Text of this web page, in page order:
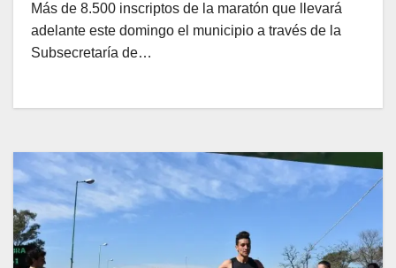
Más de 8.500 inscriptos de la maratón que llevará
adelante este domingo el municipio a través de la
Subsecretaría de…